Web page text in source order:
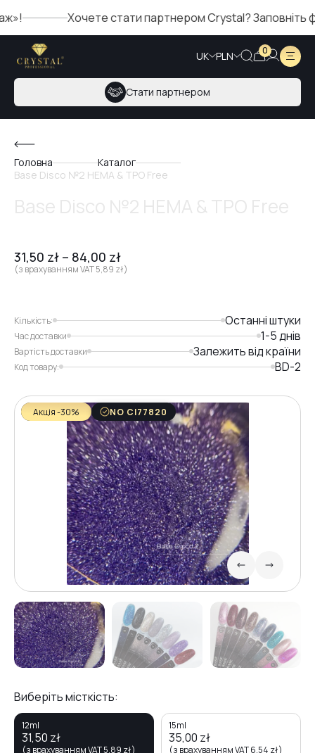
Хочете стати партнером Crystal? Заповніть
UK PLN 0
Стати партнером
Головна
Каталог
Base Disco №2 HEMA & TPO Free
31,50 zł – 84,00 zł
(з врахуванням VAT5,89 zł)
Кількість: Останні штуки
Час доставки 1-5 днів
Вартість доставки Залежить від країни
Код товару: BD-2
Виберіть місткість:
12ml
31,50 zł
(з врахуванням VAT5,89 zł)
15ml
35,00 zł
(з врахуванням VAT6,54 zł)
Акція -30% NO CI77820